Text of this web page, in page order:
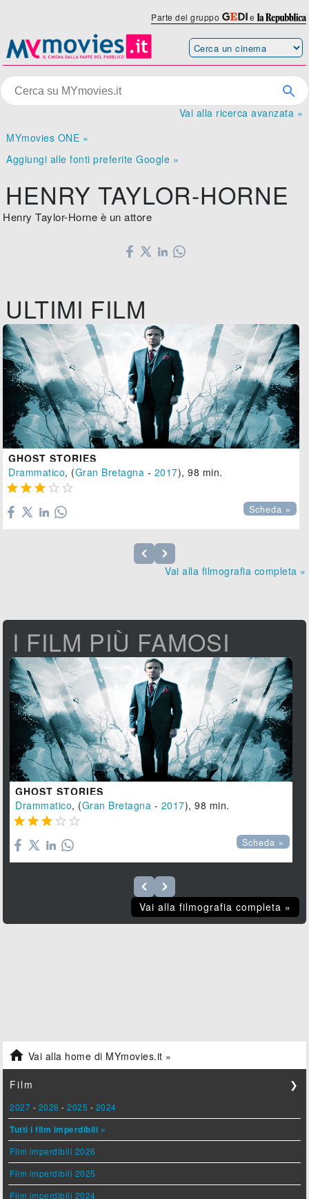
Parte del gruppo e
Vai alla ricerca avanzata »
MYmovies ONE »
Aggiungi alle fonti preferite Google »
HENRY TAYLOR-HORNE
Henry Taylor-Horne è un attore
ULTIMI FILM
GHOST STORIES
Drammatico, (Gran Bretagna - 2017), 98 min.
    
Scheda »
Vai alla filmografia completa »
I FILM PIÙ FAMOSI
GHOST STORIES
Drammatico, (Gran Bretagna - 2017), 98 min.
    
Scheda »
Vai alla filmografia completa »
 Vai alla home di MYmovies.it »
Film ❯
2027 - 2026 -2025 - 2024
Tutti i film imperdibili »
Film imperdibili 2026
Film imperdibili 2025
Film imperdibili 2024